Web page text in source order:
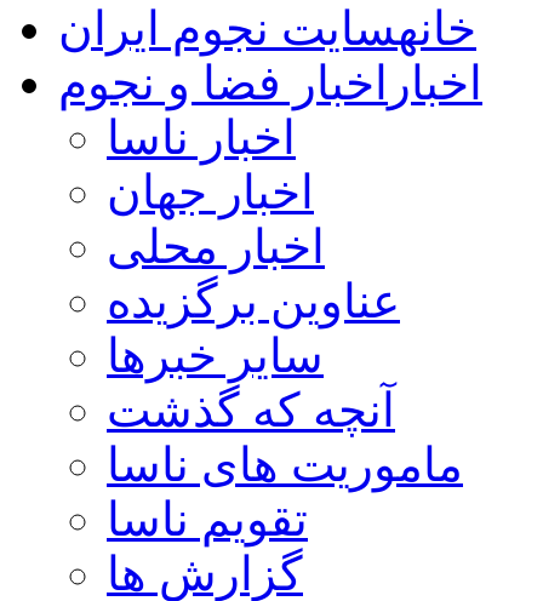
خانهسایت نجوم ایران
اخبار اخبار فضا و نجوم
اخبار ناسا
اخبار جهان
اخبار محلی
عناوین برگزیده
سایر خبرها
آنچه که گذشت
ماموریت های ناسا
تقویم ناسا
گزارش ها